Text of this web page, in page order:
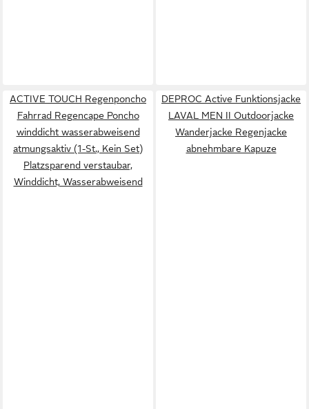
ACTIVE TOUCH Regenponcho
Fahrrad Regencape Poncho
winddicht wasserabweisend
atmungsaktiv (1-St., Kein Set)
Platzsparend verstaubar,
Winddicht, Wasserabweisend
DEPROC Active Funktionsjacke
LAVAL MEN II Outdoorjacke
Wanderjacke Regenjacke
abnehmbare Kapuze